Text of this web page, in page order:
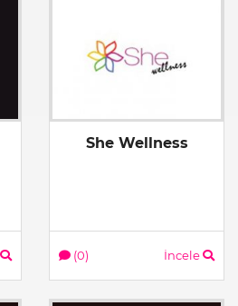
She Wellness
(0) İncele